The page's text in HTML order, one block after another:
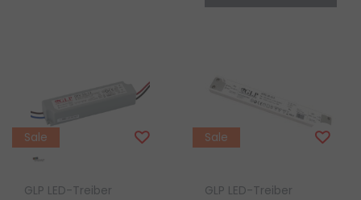
Sale
GLP LED-Treiber
Sale
GLP LED-Treiber